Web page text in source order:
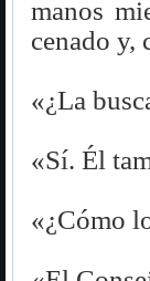
manos
cenado y,
«¿La
«Sí. Él
«¿Cómo